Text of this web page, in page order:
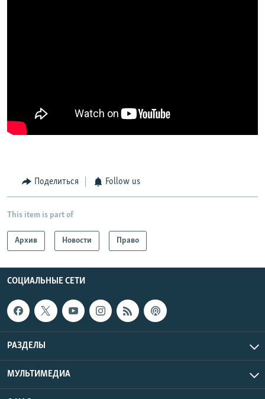
Поделиться Follow us
This item is part of
Архив Новости Право
СОЦИАЛЬНЫЕ СЕТИ
РАЗДЕЛЫ
МУЛЬТИМЕДИА